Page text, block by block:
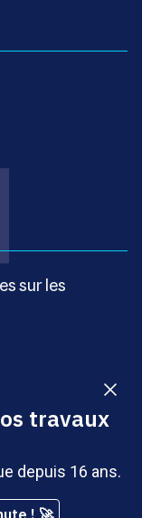
sur les
droits réservés
du groupe